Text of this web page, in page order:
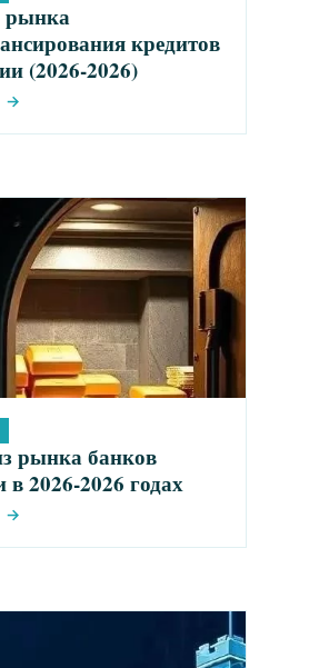
рынка
кредитов
(2026-2026)
→
рынка банков
в 2026-2026 годах
→